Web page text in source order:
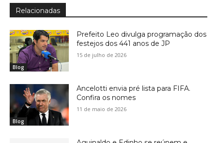
Relacionadas
Blog
Prefeito Leo divulga programação dos
festejos dos 441 anos de JP
15 de julho de 2026
Blog
Ancelotti envia pré lista para FIFA.
Confira os nomes
11 de maio de 2026